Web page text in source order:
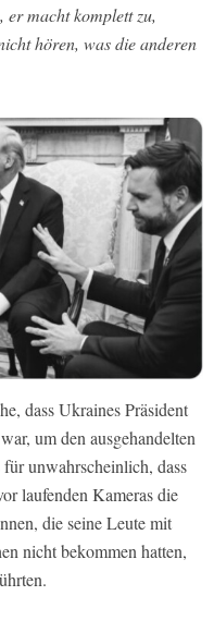
er macht komplett zu,
hören, was die anderen
dass Ukraines Präsident
um den ausgehandelten
unwahrscheinlich, dass
laufenden Kameras die
die seine Leute mit
nicht bekommen hatten,